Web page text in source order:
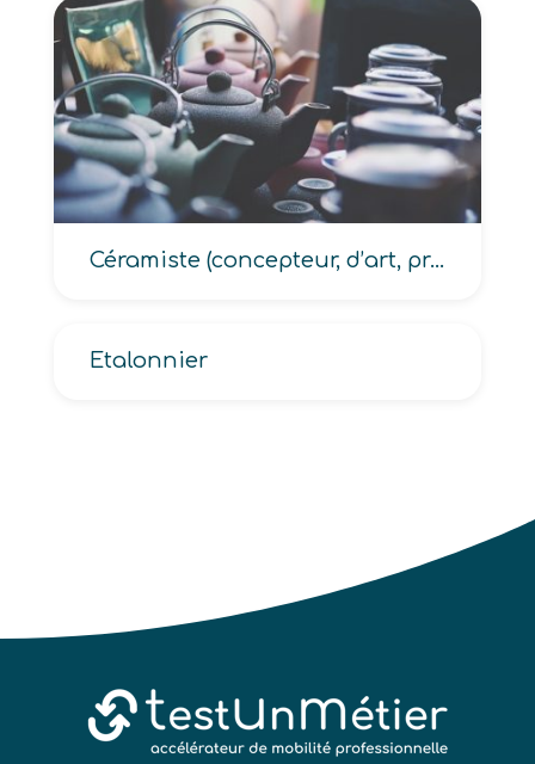
Céramiste (concepteur, d’art, praticien)
Etalonnier